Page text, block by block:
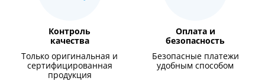
Контроль
качества
Только оригинальная и
сертифицированная
продукция
Оплата и
безопасность
Безопасные платежи
удобным способом